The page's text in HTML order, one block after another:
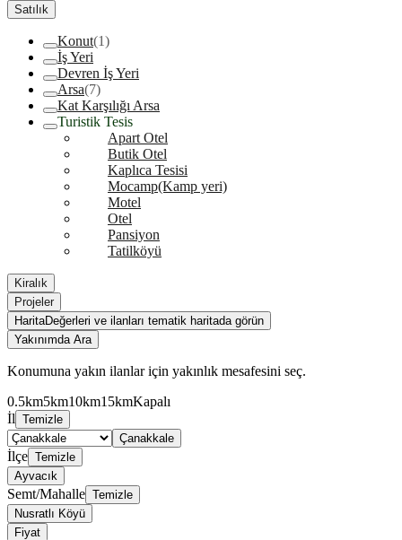
Satılık
Konut(1)
İş Yeri
Devren İş Yeri
Arsa(7)
Kat Karşılığı Arsa
Turistik Tesis
Apart Otel
Butik Otel
Kaplıca Tesisi
Mocamp(Kamp yeri)
Motel
Otel
Pansiyon
Tatilköyü
Kiralık
Projeler
HaritaDeğerleri ve ilanları tematik haritada görün
Yakınımda Ara
Konumuna yakın ilanlar için yakınlık mesafesini seç.
0.5km5km10km15kmKapalı
İl Temizle
Çanakkale
İlçe Temizle
Ayvacık
Semt/Mahalle Temizle
Nusratlı Köyü
Fiyat